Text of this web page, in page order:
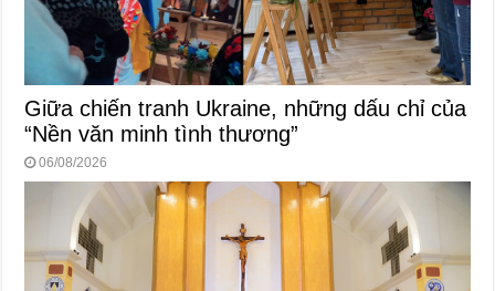
Giữa chiến tranh Ukraine, những dấu chỉ của
“Nền văn minh tình thương”
06/08/2026